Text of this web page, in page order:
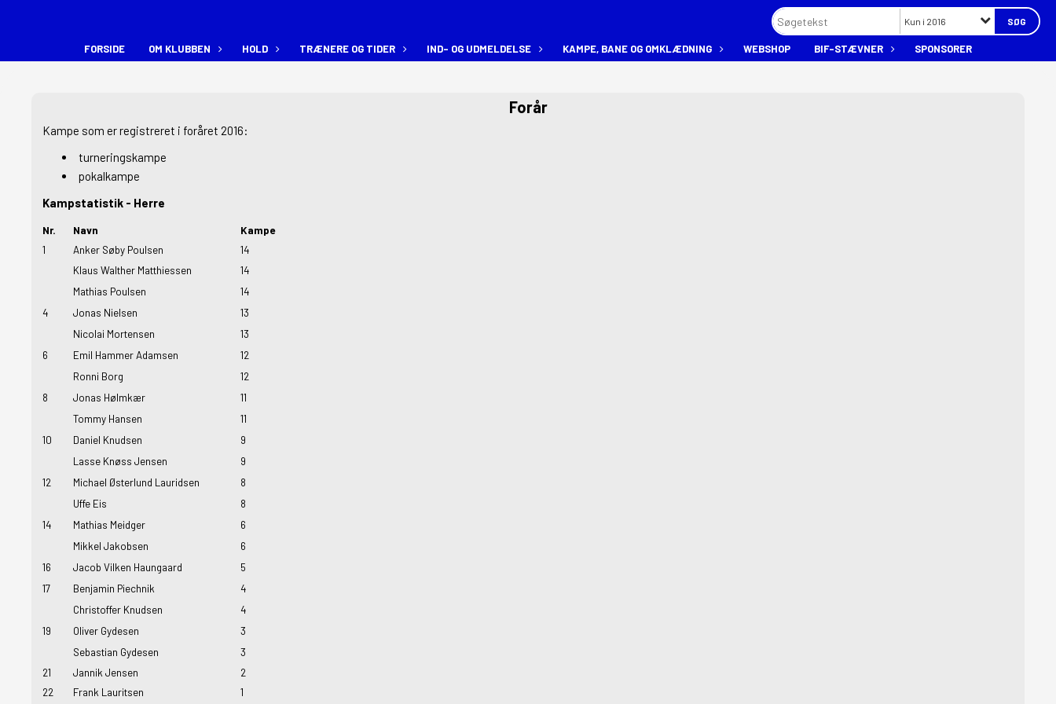
Kun i 2016
FORSIDE OM KLUBBEN HOLD TRÆNERE OG TIDER IND- OG UDMELDELSE KAMPE, BANE OG OMKLÆDNING WEBSHOP BIF-STÆVNER SPONSORER
Forår
Kampe som erregistreret i foråret 2016:
turneringskampe
pokalkampe
Kampstatistik - Herre
Nr. Navn
Kampe
1
Anker Søby Poulsen
14
Klaus Walther Matthiessen
14
Mathias Poulsen
14
4
Jonas Nielsen
13
Nicolai Mortensen
13
6
Emil Hammer Adamsen
12
Ronni Borg
12
8
Jonas Hølmkær
11
Tommy Hansen
11
10
Daniel Knudsen
9
Lasse Knøss Jensen
9
12
Michael Østerlund Lauridsen
8
Uffe Eis
8
14
Mathias Meidger
6
Mikkel Jakobsen
6
16
Jacob Vilken Haungaard
5
17
Benjamin Piechnik
4
Christoffer Knudsen
4
19
Oliver Gydesen
3
Sebastian Gydesen
3
21
Jannik Jensen
2
22
Frank Lauritsen 1